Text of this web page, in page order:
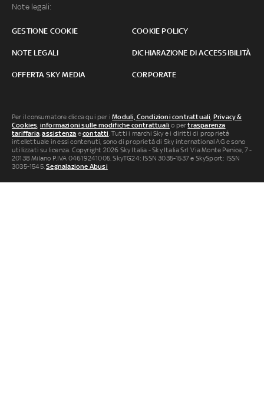
Note legali:
GESTIONE COOKIE COOKIE POLICY
NOTE LEGALI DICHIARAZIONE DI ACCESSIBILITÀ
OFFERTA SKY MEDIA CORPORATE
Per il consumatore clicca qui per iModuli, Condizioni contrattuali, Privacy &
Cookies, informazioni sulle modifiche contrattuali o pertrasparenza
tariffaria,assistenza econtatti. Tutti i marchi Sky e i diritti di proprietà
intellettuale in essi contenuti, sono di proprietà di Sky international AG e sono
utilizzati su licenza. Copyright 2026 Sky Italia - Sky Italia Srl Via Monte Penice, 7 -
20138 Milano P.IVA 04619241005. SkyTG24: ISSN 3035-1537 e SkySport: ISSN
3035-1545.Segnalazione Abusi